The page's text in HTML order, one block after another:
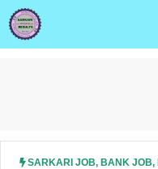
Skip
to
content
SARKARI JOB, BANK JOB,